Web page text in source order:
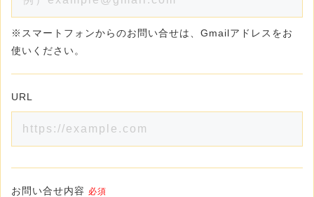
※スマートフォンからのお問い合せは、Gmailアドレスをお
使いください。
URL
お問い合せ内容 必須